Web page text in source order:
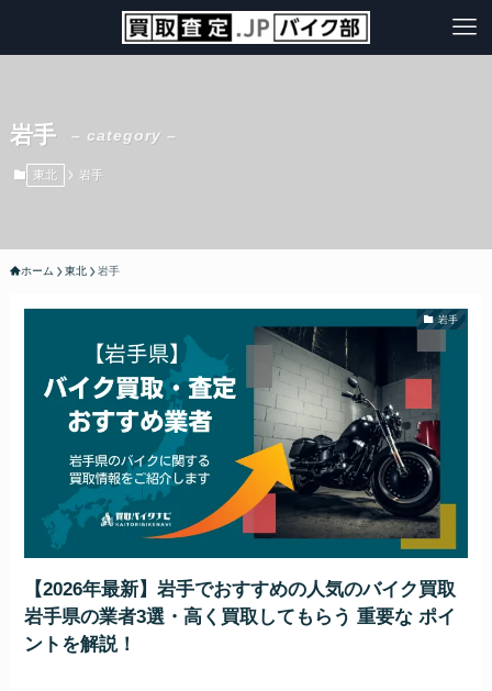
岩手 – category –
東北 岩手
ホーム 東北 岩手
岩手
【2026年最新】岩手でおすすめの人気のバイク買取
岩手県の業者3選・高く買取してもらう 重要な ポイ
ントを解説！